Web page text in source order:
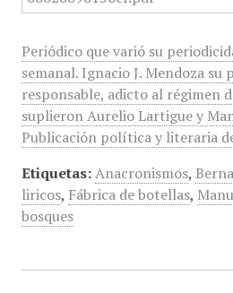
Periódico que varió su
semanal. Ignacio J. Mendoza
responsable, adicto al régimen
suplieron Aurelio Lartigue y
Publicación política y literaria
Etiquetas: Anacronismos,
liricos, Fábrica de botellas,
bosques